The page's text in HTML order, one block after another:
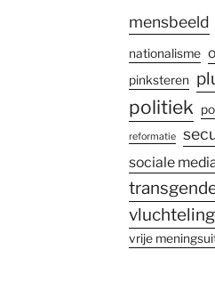
mensbeeld
nationalisme
pinksteren
politiek
reformatie
sociale
vrije